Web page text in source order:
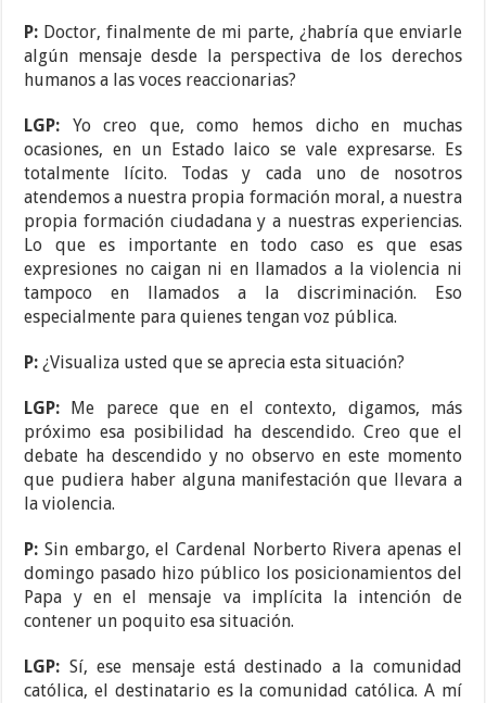
P: Doctor, finalmente de mi parte, ¿habría que enviarle
algún mensaje desde la perspectiva de los derechos
humanos a las voces reaccionarias?
LGP: Yo creo que, como hemos dicho en muchas
ocasiones, en un Estado laico se vale expresarse. Es
totalmente lícito. Todas y cada uno de nosotros
atendemos a nuestra propia formación moral, a nuestra
propia formación ciudadana y a nuestras experiencias.
Lo que es importante en todo caso es que esas
expresiones no caigan ni en llamados a la violencia ni
tampoco en llamados a la discriminación. Eso
especialmente para quienes tengan voz pública.
P:¿Visualiza usted que se aprecia esta situación?
LGP:
Me parece que en el contexto, digamos, más
próximo esa posibilidad ha descendido. Creo que el
debate ha descendido y no observo en este momento
que pudiera haber alguna manifestación que llevara a
la violencia.
P: Sin embargo, el Cardenal Norberto Rivera apenas el
domingo pasado hizo público los posicionamientos del
Papa y en el mensaje va implícita la intención de
contener un poquito esa situación.
LGP: Sí, ese mensaje está destinado a la comunidad
católica, el destinatario es la comunidad católica. A mí